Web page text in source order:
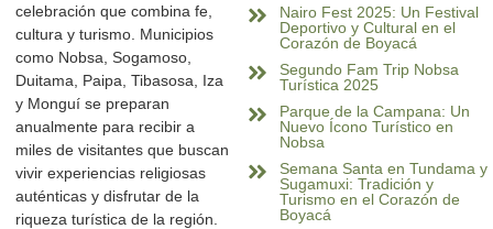
celebración que combina fe,
cultura y turismo. Municipios
como Nobsa, Sogamoso,
Duitama, Paipa, Tibasosa, Iza
y Monguí se preparan
anualmente para recibir a
miles de visitantes que buscan
vivir experiencias religiosas
auténticas y disfrutar de la
riqueza turística de la región.
Nairo Fest 2025: Un Festival
Deportivo y Cultural en el
Corazón de Boyacá
Segundo Fam Trip Nobsa
Turística 2025
Parque de la Campana: Un
Nuevo Ícono Turístico en
Nobsa
Semana Santa en Tundama y
Sugamuxi: Tradición y
Turismo en el Corazón de
Boyacá